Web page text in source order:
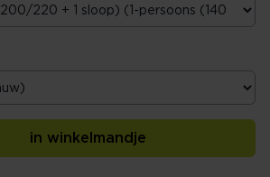
in winkelmandje